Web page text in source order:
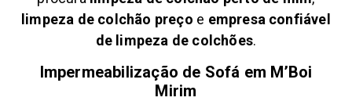
limpeza de colchão preço e empresa confiável
de limpeza de colchões.
Impermeabilização de Sofá em M’Boi
Mirim